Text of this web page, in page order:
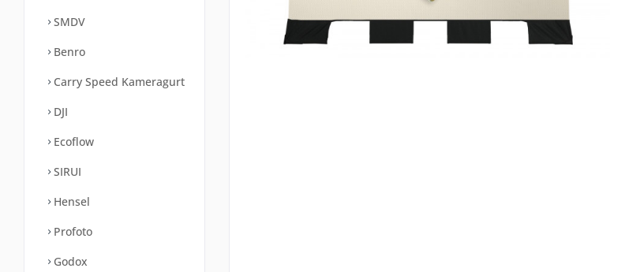
SMDV
Benro
Carry Speed Kameragurt
DJI
Ecoflow
SIRUI
Hensel
Profoto
Godox